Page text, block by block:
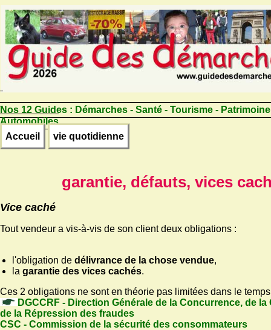
Nos 12 Guides : Démarches - Santé - Tourisme -
Automobiles
Accueil
vie quotidienne
garantie, défauts, vices
Vice caché
Tout vendeur a vis-à-vis de son client deux obligations :
l'obligation de délivrance de la chose vendue,
la garantie des vices cachés.
Ces 2 obligations ne sont en théorie pas limitées dans le
DGCCRF - Direction Générale de la Concurrence, de
de la Répression des fraudes
CSC - Commission de la sécurité des consommateurs